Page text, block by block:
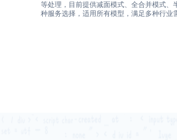
等处理，目前提供减面模式、全合并模式、
种服务选择，适用所有模型，满足多种行业